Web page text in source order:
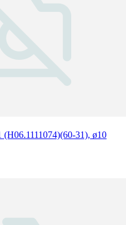
(Н06.1111074)(60-31), ø10